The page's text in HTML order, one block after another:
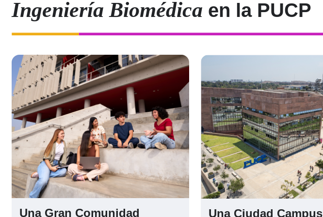
Ingeniería Biomédica en la PUCP
Una Gran Comunidad Una Ciudad Campus